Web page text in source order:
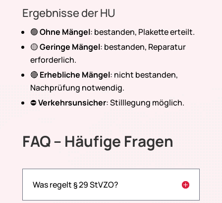
Ergebnisse der HU
🟢Ohne Mängel: bestanden, Plakette erteilt.
🟡Geringe Mängel: bestanden, Reparatur
erforderlich.
🔴 Erhebliche Mängel: nicht bestanden,
Nachprüfung notwendig.
⛔Verkehrsunsicher: Stilllegung möglich.
FAQ – Häufige Fragen
Was regelt § 29 StVZO?